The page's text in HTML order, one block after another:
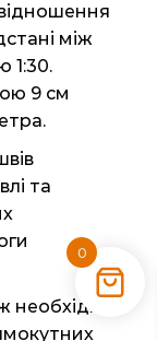
між
1:30.
9 см
та
0